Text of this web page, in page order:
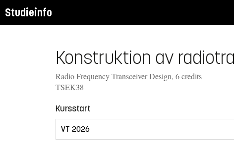
Studieinfo
Konstruktion av
Radio Frequency Transceiver Design, 6 credits
TSEK38
Kursstart